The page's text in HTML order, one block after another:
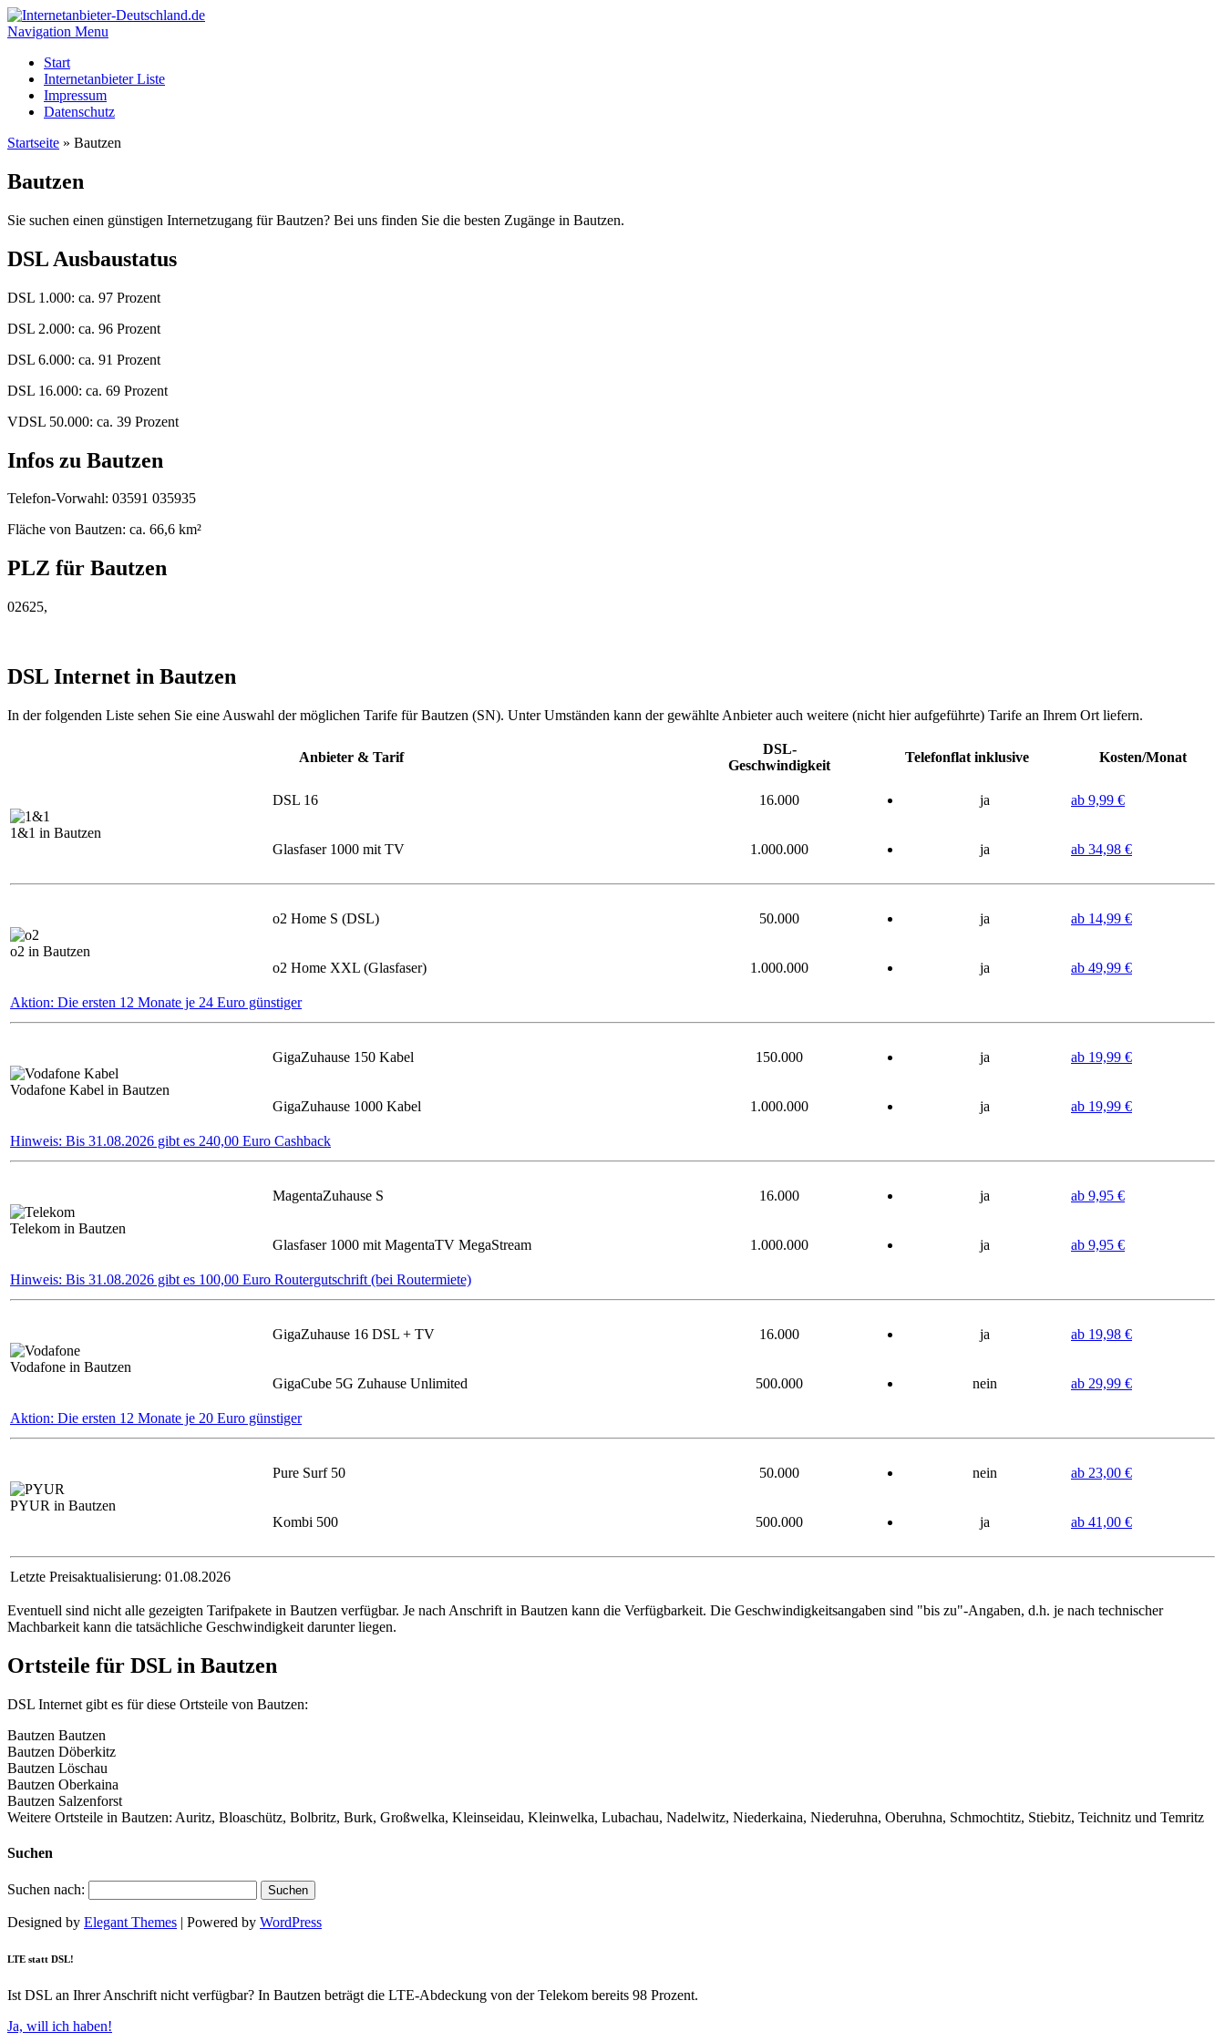
Navigation Menu
Start
Internetanbieter Liste
Impressum
Datenschutz
Startseite » Bautzen
Bautzen
Sie suchen einen günstigen Internetzugang für Bautzen? Bei uns finden Sie die besten Zugänge in Bautzen.
DSL Ausbaustatus
DSL 1.000: ca. 97 Prozent
DSL 2.000: ca. 96 Prozent
DSL 6.000: ca. 91 Prozent
DSL 16.000: ca. 69 Prozent
VDSL 50.000: ca. 39 Prozent
Infos zu Bautzen
Telefon-Vorwahl: 03591 035935
Fläche von Bautzen: ca. 66,6 km²
PLZ für Bautzen
02625,
DSL Internet in Bautzen
In der folgenden Liste sehen Sie eine Auswahl der möglichen Tarife für Bautzen (SN). Unter Umständen kann der gewählte Anbieter auch weitere (nicht hier aufgeführte) Tarife an Ihrem Ort liefern.
Anbieter & Tarif
DSL-
Geschwindigkeit
Telefonflat inklusive Kosten/Monat
1&1 in Bautzen
DSL 16 16.000 ja ab 9,99 €
Glasfaser 1000 mit TV 1.000.000 ja ab 34,98 €
o2 in Bautzen
o2 Home S (DSL) 50.000 ja ab 14,99 €
o2 Home XXL (Glasfaser) 1.000.000 ja ab 49,99 €
Aktion: Die ersten 12 Monate je 24 Euro günstiger
Vodafone Kabel in Bautzen
GigaZuhause 150 Kabel 150.000 ja ab 19,99 €
GigaZuhause 1000 Kabel 1.000.000 ja ab 19,99 €
Hinweis: Bis 31.08.2026 gibt es 240,00 Euro Cashback
Telekom in Bautzen
MagentaZuhause S 16.000 ja ab 9,95 €
Glasfaser 1000 mit MagentaTV MegaStream 1.000.000 ja ab 9,95 €
Hinweis: Bis 31.08.2026 gibt es 100,00 Euro Routergutschrift (bei Routermiete)
Vodafone in Bautzen
GigaZuhause 16 DSL + TV 16.000 ja ab 19,98 €
GigaCube 5G Zuhause Unlimited 500.000 nein ab 29,99 €
Aktion: Die ersten 12 Monate je 20 Euro günstiger
PYUR in Bautzen
Pure Surf 50 50.000 nein ab 23,00 €
Kombi 500 500.000 ja ab 41,00 €
Letzte Preisaktualisierung: 01.08.2026
Eventuell sind nicht alle gezeigten Tarifpakete in Bautzen verfügbar. Je nach Anschrift in Bautzen kann die Verfügbarkeit. Die Geschwindigkeitsangaben sind "bis zu"-Angaben, d.h. je nach technischer
Machbarkeit kann die tatsächliche Geschwindigkeit darunter liegen.
Ortsteile für DSL in Bautzen
DSL Internet gibt es für diese Ortsteile von Bautzen:
Bautzen Bautzen
Bautzen Döberkitz
Bautzen Löschau
Bautzen Oberkaina
Bautzen Salzenforst
Weitere Ortsteile in Bautzen: Auritz, Bloaschütz, Bolbritz, Burk, Großwelka, Kleinseidau, Kleinwelka, Lubachau, Nadelwitz, Niederkaina, Niederuhna, Oberuhna, Schmochtitz, Stiebitz, Teichnitz und Temritz
Suchen
Suchen nach:
Designed by Elegant Themes | Powered by WordPress
LTE statt DSL!
Ist DSL an Ihrer Anschrift nicht verfügbar? In Bautzen beträgt die LTE-Abdeckung von der Telekom bereits 98 Prozent.
Ja, will ich haben!